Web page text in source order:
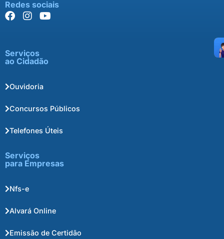
Redes sociais
Serviços
ao Cidadão
Ouvidoria
Concursos Públicos
Telefones Úteis
Serviços
para Empresas
Nfs-e
Alvará Online
Emissão de Certidão